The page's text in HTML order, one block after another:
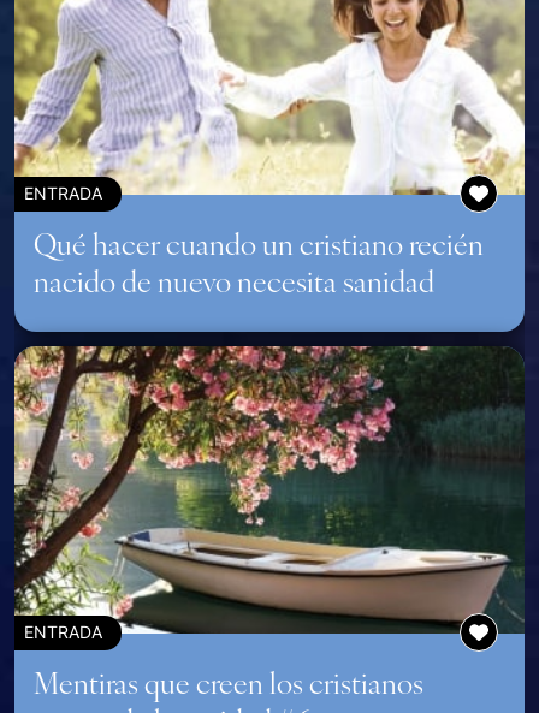
ENTRADA
Qué hacer cuando un cristiano recién
nacido de nuevo necesita sanidad
ENTRADA
Mentiras que creen los cristianos